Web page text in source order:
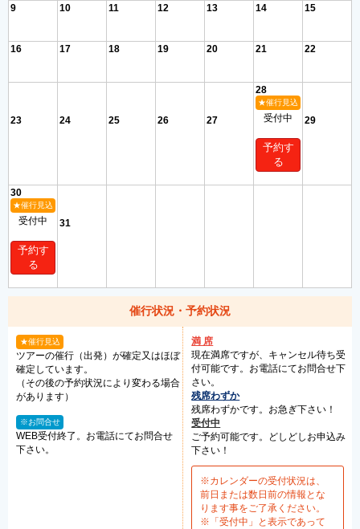
9 10 11 12 13 14 15
16 17 18 19 20 21 22
23 24 25 26 27
28
★催行見込
受付中
予約す
る
29
30
★催行見込
受付中
予約す
る
31
催行状況・予約状況
★催行見込
ツアーの催行（出発）が確定又はほぼ
確定しています。
（その後の予約状況により変わる場合
があります）
※お問合せ
WEB受付終了。お電話にてお問合せ
下さい。
満 席
現在満席ですが、キャンセル待ち受
付可能です。お電話にてお問合せ下
さい。
残席わずか
残席わずかです。お急ぎ下さい！
受付中
ご予約可能です。どしどしお申込み
下さい！
※カレンダーの受付状況は、
前日または数日前の情報とな
ります事をご了承ください。
※「受付中」と表示であって